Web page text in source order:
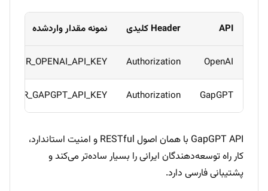
API Header کلیدی نمونه مقدار واردشده
OpenAI
Authorization
YOUR_OPENAI_API_KEY
GapGPT
Authorization
YOUR_GAPGPT_API_KEY
GapGPT API با همان اصول RESTful و امنیت استاندارد،
کار راه توسعه‌دهندگان ایرانی را بسیار ساده‌تر می‌کند و
پشتیبانی فارسی دارد.